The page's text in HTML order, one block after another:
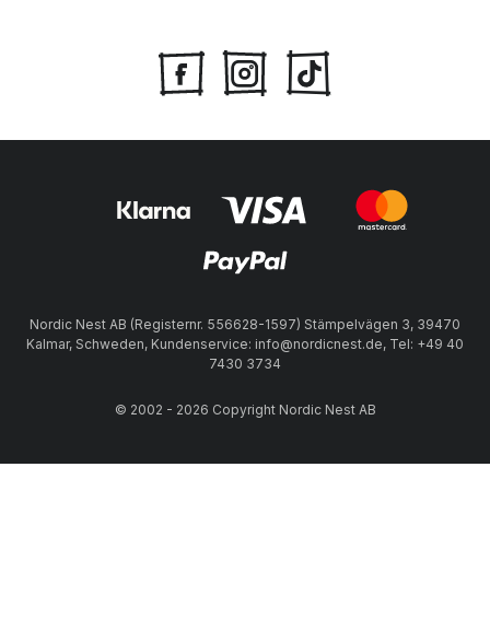
Nordic Nest AB (Registernr. 556628-1597) Stämpelvägen 3, 39470
Kalmar, Schweden, Kundenservice: info@nordicnest.de, Tel: +49 40
7430 3734
© 2002 - 2026 Copyright Nordic Nest AB